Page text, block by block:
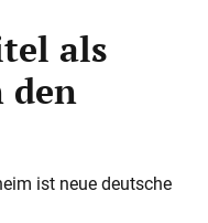
als
ist neue deutsche